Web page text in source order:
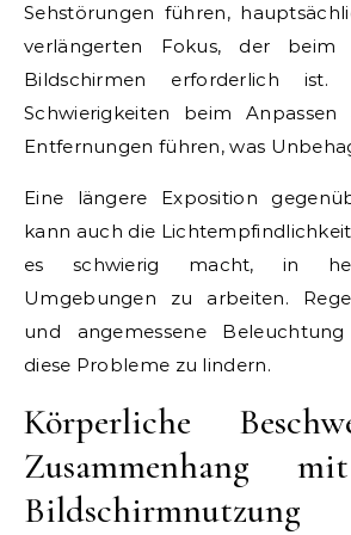
Sehstörungen führen,
verlängerten Fokus, der beim
Bildschirmen erforderlich
Schwierigkeiten beim Anpassen
Entfernungen führen, was
Eine längere Exposition
kann auch die
es schwierig macht, in
Umgebungen zu arbeiten.
und angemessene
diese Probleme zu lindern.
Körperliche
Zusammenhang
Bildschirmnutzung